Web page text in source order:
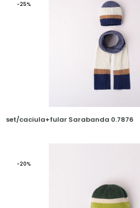
-25%
set/caciula+fular Sarabanda 0.7876
-20%